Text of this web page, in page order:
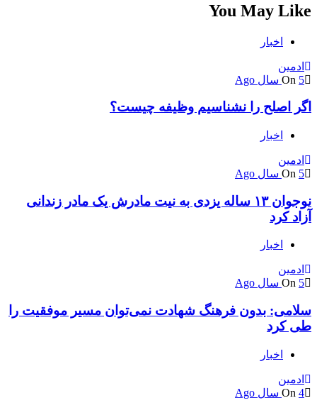
You May Like
اخبار
ادمین
On 5 سال Ago
اگر اصلح را نشناسیم وظیفه چیست؟
اخبار
ادمین
On 5 سال Ago
نوجوان ۱۳ ساله یزدی به نیت مادرش یک مادر زندانی
آزاد کرد
اخبار
ادمین
On 5 سال Ago
سلامی: بدون فرهنگ شهادت نمی‌توان مسیر موفقیت را
طی کرد
اخبار
ادمین
On 4 سال Ago